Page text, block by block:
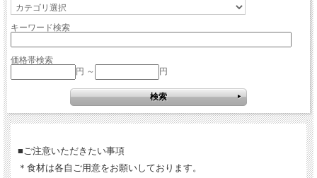
キーワード検索
価格帯検索
円 ～
円
■ご注意いただきたい事項
＊食材は各自ご用意をお願いしております。